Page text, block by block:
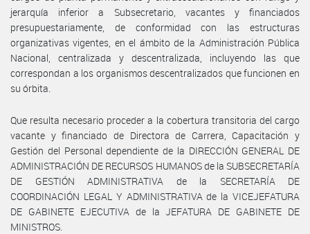
jerarquía inferior a Subsecretario, vacantes y financiados
presupuestariamente, de conformidad con las estructuras
organizativas vigentes, en el ámbito de la Administración Pública
Nacional, centralizada y descentralizada, incluyendo las que
correspondan a los organismos descentralizados que funcionen en
su órbita.
Que resulta necesario proceder a la cobertura transitoria del cargo
vacante y financiado de Directora de Carrera, Capacitación y
Gestión del Personal dependiente de la DIRECCIÓN GENERAL DE
ADMINISTRACIÓN DE RECURSOS HUMANOS de la SUBSECRETARÍA
DE GESTIÓN ADMINISTRATIVA de la SECRETARÍA DE
COORDINACIÓN LEGAL Y ADMINISTRATIVA de la VICEJEFATURA
DE GABINETE EJECUTIVA de la JEFATURA DE GABINETE DE
MINISTROS.